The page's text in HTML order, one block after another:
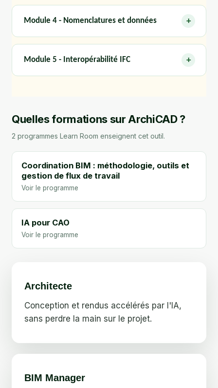
Module 4 - Nomenclatures et données
Module 5 - Interopérabilité IFC
Quelles formations sur ArchiCAD ?
2 programmes Learn Room enseignent cet outil.
Coordination BIM : méthodologie, outils et
gestion de flux de travail
IA pour CAO
Architecte
Conception et rendus accélérés par l'IA,
sans perdre la main sur le projet.
BIM Manager